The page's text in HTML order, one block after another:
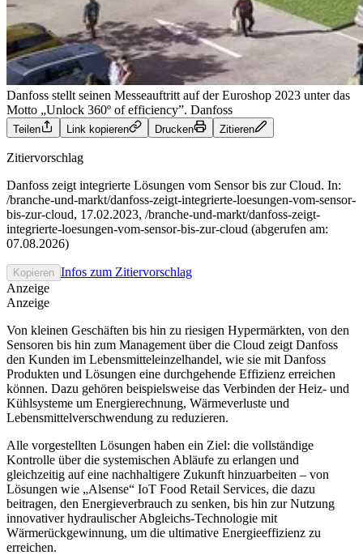
Danfoss stellt seinen Messeauftritt auf der Euroshop 2023 unter das
Motto „Unlock 360º of efficiency”. Danfoss
Teilen Link kopieren Drucken Zitieren
Zitiervorschlag
Danfoss zeigt integrierte Lösungen vom Sensor bis zur Cloud. In:
/branche-und-markt/danfoss-zeigt-integrierte-loesungen-vom-sensor-
bis-zur-cloud, 17.02.2023, /branche-und-markt/danfoss-zeigt-
integrierte-loesungen-vom-sensor-bis-zur-cloud (abgerufen am:
07.08.2026)
Kopieren Infos zum Zitiervorschlag
Anzeige
Anzeige
Von kleinen Geschäften bis hin zu riesigen Hypermärkten, von den
Sensoren bis hin zum Management über die Cloud zeigt Danfoss
den Kunden im Lebensmitteleinzelhandel, wie sie mit Danfoss
Produkten und Lösungen eine durchgehende Effizienz erreichen
können. Dazu gehören beispielsweise das Verbinden der Heiz- und
Kühlsysteme um Energierechnung, Wärmeverluste und
Lebensmittelverschwendung zu reduzieren.
Alle vorgestellten Lösungen haben ein Ziel: die vollständige
Kontrolle über die systemischen Abläufe zu erlangen und
gleichzeitig auf eine nachhaltigere Zukunft hinzuarbeiten – von
Lösungen wie „Alsense“ IoT Food Retail Services, die dazu
beitragen, den Energieverbrauch zu senken, bis hin zur Nutzung
innovativer hydraulischer Abgleichs-Technologie mit
Wärmerückgewinnung, um die ultimative Energieeffizienz zu
erreichen.